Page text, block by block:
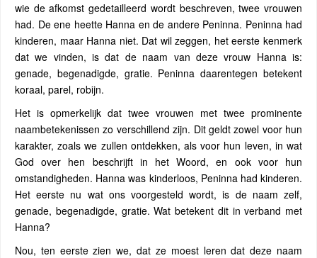
wie de afkomst gedetailleerd wordt beschreven, twee vrouwen
had. De ene heette Hanna en de andere Peninna. Peninna had
kinderen, maar Hanna niet. Dat wil zeggen, het eerste kenmerk
dat we vinden, is dat de naam van deze vrouw Hanna is:
genade, begenadigde, gratie. Peninna daarentegen betekent
koraal, parel, robijn.
Het is opmerkelijk dat twee vrouwen met twee prominente
naambetekenissen zo verschillend zijn. Dit geldt zowel voor hun
karakter, zoals we zullen ontdekken, als voor hun leven, in wat
God over hen beschrijft in het Woord, en ook voor hun
omstandigheden. Hanna was kinderloos, Peninna had kinderen.
Het eerste nu wat ons voorgesteld wordt, is de naam zelf,
genade, begenadigde, gratie. Wat betekent dit in verband met
Hanna?
Nou, ten eerste zien we, dat ze moest leren dat deze naam